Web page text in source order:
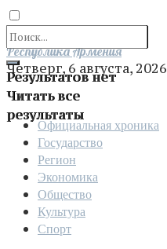
Результатов нет
Читать все
результаты
Отправить
Республика Армения
Четверг, 6 августа, 2026
Официальная хроника
Государство
Регион
Экономика
Общество
Культура
Спорт